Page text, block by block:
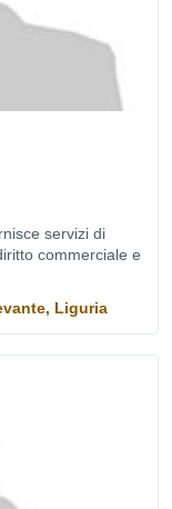
servizi di
commerciale e
Liguria